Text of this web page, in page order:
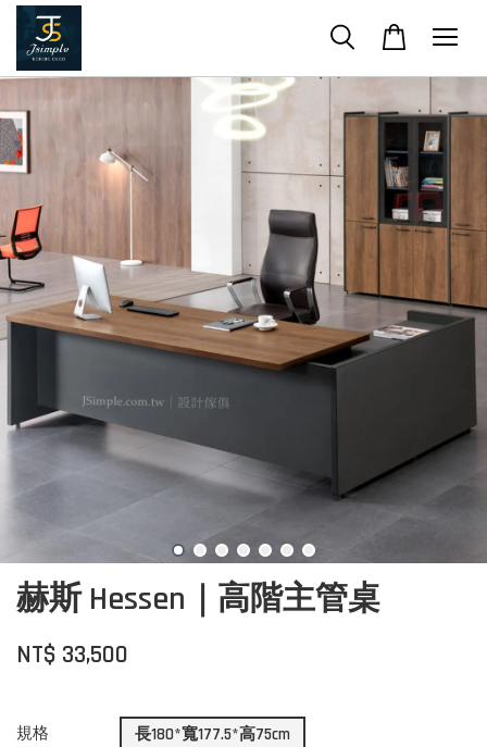
赫斯 Hessen｜高階主管桌
NT$ 33,500
規格
長180*寬177.5*高75cm